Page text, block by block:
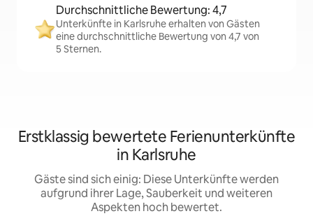
Durchschnittliche Bewertung: 4,7
Unterkünfte in Karlsruhe erhalten von Gästen
eine durchschnittliche Bewertung von 4,7 von
5 Sternen.
Erstklassig bewertete Ferienunterkünfte
in Karlsruhe
Gäste sind sich einig: Diese Unterkünfte werden
aufgrund ihrer Lage, Sauberkeit und weiteren
Aspekten hoch bewertet.